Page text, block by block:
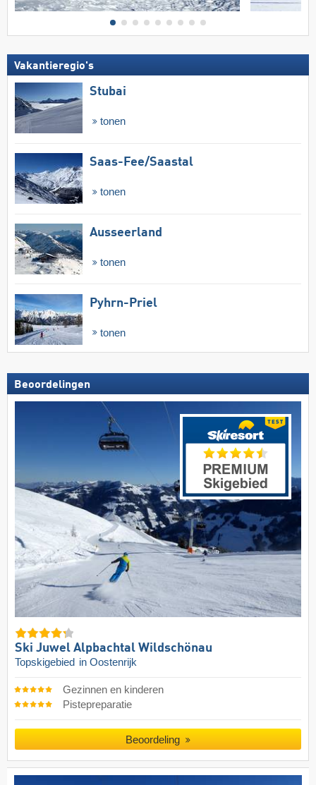
Vakantieregio's
Stubai
tonen
Saas-Fee/​Saastal
tonen
Ausseerland
tonen
Pyhrn-Priel
tonen
Beoordelingen
Ski Juwel Alpbachtal Wildschönau
Topskigebied in Oostenrijk
Gezinnen en kinderen
Pistepreparatie
Beoordeling